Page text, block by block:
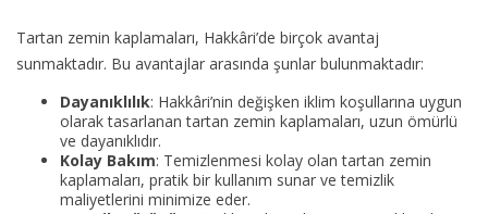
Tartan zemin kaplamaları, Hakkâri’de birçok avantaj
sunmaktadır. Bu avantajlar arasında şunlar bulunmaktadır:
Dayanıklılık: Hakkâri’nin değişken iklim koşullarına uygun
olarak tasarlanan tartan zemin kaplamaları, uzun ömürlü
ve dayanıklıdır.
Kolay Bakım: Temizlenmesi kolay olan tartan zemin
kaplamaları, pratik bir kullanım sunar ve temizlik
maliyetlerini minimize eder.